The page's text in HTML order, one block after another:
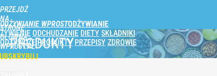
PRZEJDŹ
NA
STRONĘ
GŁÓWNĄ
WPROST.PL
ODŻYWIANIE WPROST
ŻYWIENIE ODCHUDZANIE DIETY SKŁADNIKI
ODŻYWCZE PRODUKTY PRZEPISY ZDROWIE
PRODUKTY